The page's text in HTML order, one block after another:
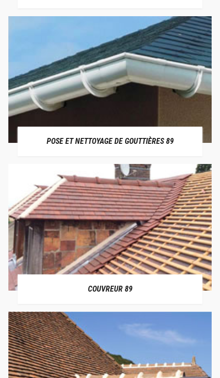
POSE ET NETTOYAGE DE GOUTTIÈRES 89
COUVREUR 89